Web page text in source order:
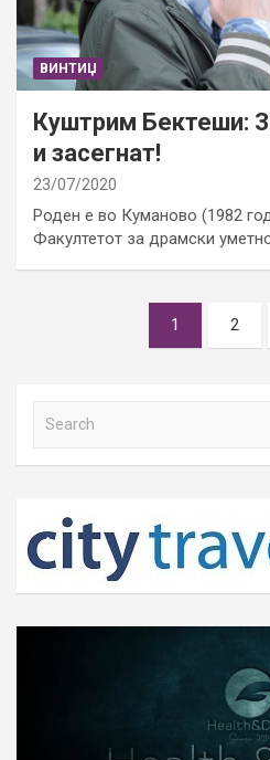
ВИНТИЏ
Куштрим Бектеши:
и засегнат!
23/07/2020
Роден е во Куманово (1982
Факултетот за драмски
1 2
h